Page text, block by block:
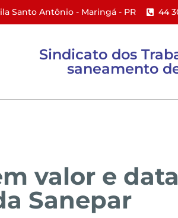
Santo Antônio - Maringá - PR​ 44
Sindicato dos
saneamento
valor e
Sanepar